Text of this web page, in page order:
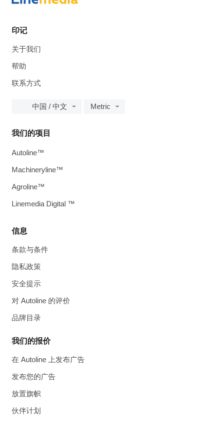
印记
关于我们
帮助
联系方式
中国 / 中文 Metric
信息
条款与条件
隐私政策
安全提示
对 Autoline 的评价
品牌目录
我们的报价
在 Autoline 上发布广告
发布您的广告
放置旗帜
伙伴计划
我们的项目
Autoline™
Machineryline™
Agroline™
Linemedia Digital ™